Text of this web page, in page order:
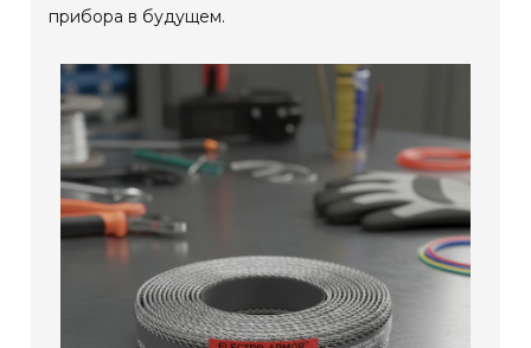
прибора в будущем.